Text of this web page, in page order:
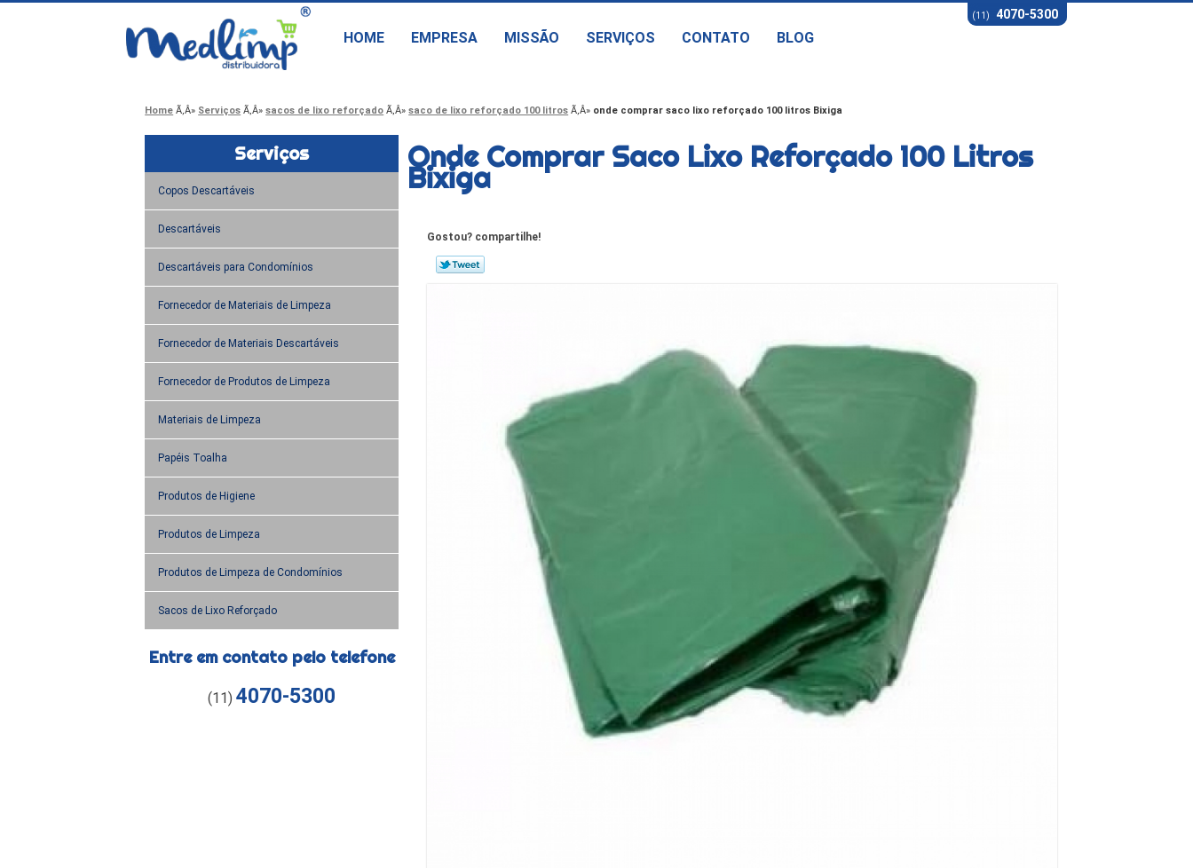
HOME EMPRESA MISSÃO SERVIÇOS CONTATO BLOG
(11) 4070-5300
Home Serviços sacos de lixo reforçado saco de lixo reforçado 100 litros onde comprar saco lixo reforçado 100 litros Bixiga
Serviços
Copos Descartáveis
Descartáveis
Descartáveis para Condomínios
Fornecedor de Materiais de Limpeza
Fornecedor de Materiais Descartáveis
Fornecedor de Produtos de Limpeza
Materiais de Limpeza
Papéis Toalha
Produtos de Higiene
Produtos de Limpeza
Produtos de Limpeza de Condomínios
Sacos de Lixo Reforçado
Entre em contato pelo telefone
(11)4070-5300
Onde Comprar Saco Lixo Reforçado 100 Litros
Bixiga
Gostou? compartilhe!